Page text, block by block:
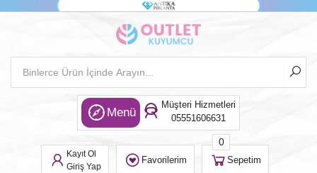
Menü
Müşteri Hizmetleri
05551606631
Kayıt Ol
Giriş Yap
Favorilerim Sepetim
0